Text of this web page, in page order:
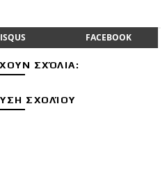
FACEBOOK
ΣΧΌΛΙΑ:
ΣΧΟΛΊΟΥ